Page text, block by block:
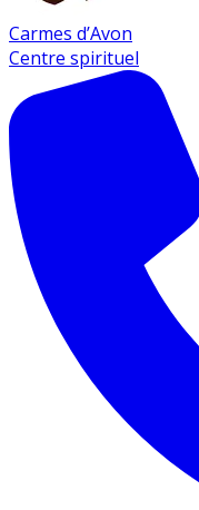
Carmes d’Avon
Centre spirituel